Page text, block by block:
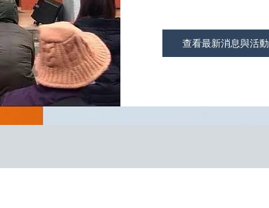
查看最新消息與活動